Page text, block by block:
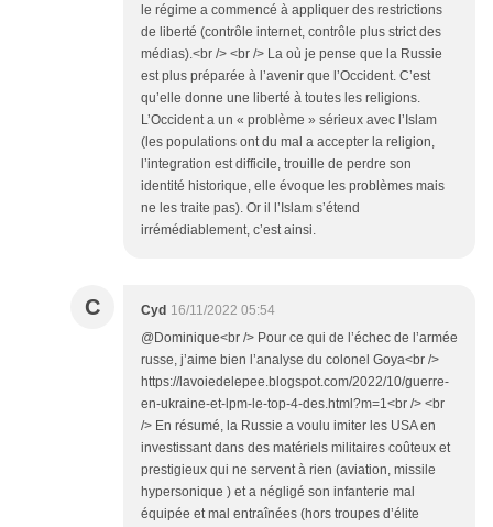
le régime a commencé à appliquer des restrictions
de liberté (contrôle internet, contrôle plus strict des
médias).<br /> <br /> La où je pense que la Russie
est plus préparée à l’avenir que l’Occident. C’est
qu’elle donne une liberté à toutes les religions.
L’Occident a un « problème » sérieux avec l’Islam
(les populations ont du mal a accepter la religion,
l’integration est difficile, trouille de perdre son
identité historique, elle évoque les problèmes mais
ne les traite pas). Or il l’Islam s’étend
irrémédiablement, c’est ainsi.
C Cyd 16/11/2022 05:54
@Dominique<br /> Pour ce qui de l’échec de l’armée
russe, j’aime bien l’analyse du colonel Goya<br />
https://lavoiedelepee.blogspot.com/2022/10/guerre-
en-ukraine-et-lpm-le-top-4-des.html?m=1<br /> <br
/> En résumé, la Russie a voulu imiter les USA en
investissant dans des matériels militaires coûteux et
prestigieux qui ne servent à rien (aviation, missile
hypersonique ) et a négligé son infanterie mal
équipée et mal entraînées (hors troupes d’élite